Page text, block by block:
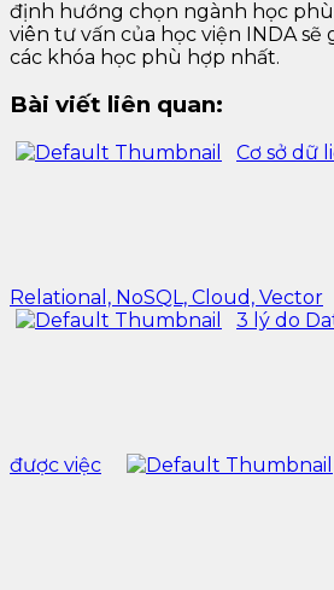
định hướng chọn ngành học
viên tư vấn của học viện INDA sẽ
các khóa học phù hợp nhất.
Bài viết liên quan:
Cơ sở dữ
Relational, NoSQL, Cloud, Vector
3 lý do
được việc